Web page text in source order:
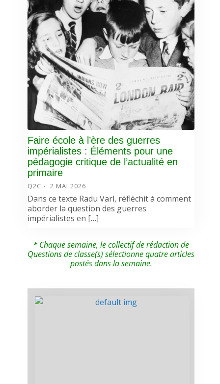
Faire école à l’ère des guerres
impérialistes : Éléments pour une
pédagogie critique de l’actualité en
primaire
Q2C 2 MAI 2026
Dans ce texte Radu Varl, réfléchit à comment
aborder la question des guerres
impérialistes en […]
* Chaque semaine, le collectif de rédaction de
Questions de classe(s) sélectionne quatre articles
postés dans la semaine.